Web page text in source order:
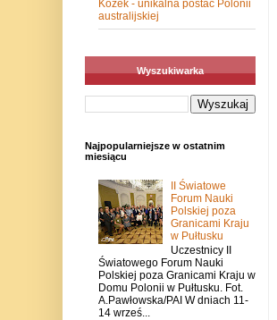
Kozek - unikalna postać Polonii
australijskiej
Wyszukiwarka
Najpopularniejsze w ostatnim
miesiącu
II Światowe
Forum Nauki
Polskiej poza
Granicami Kraju
w Pułtusku
Uczestnicy II
Światowego Forum Nauki
Polskiej poza Granicami Kraju w
Domu Polonii w Pułtusku. Fot.
A.Pawłowska/PAI W dniach 11-
14 wrześ...